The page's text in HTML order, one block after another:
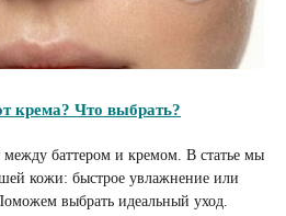
крема? Что выбрать?
баттером и кремом. В статье мы
кожи: быстрое увлажнение или
выбрать идеальный уход.